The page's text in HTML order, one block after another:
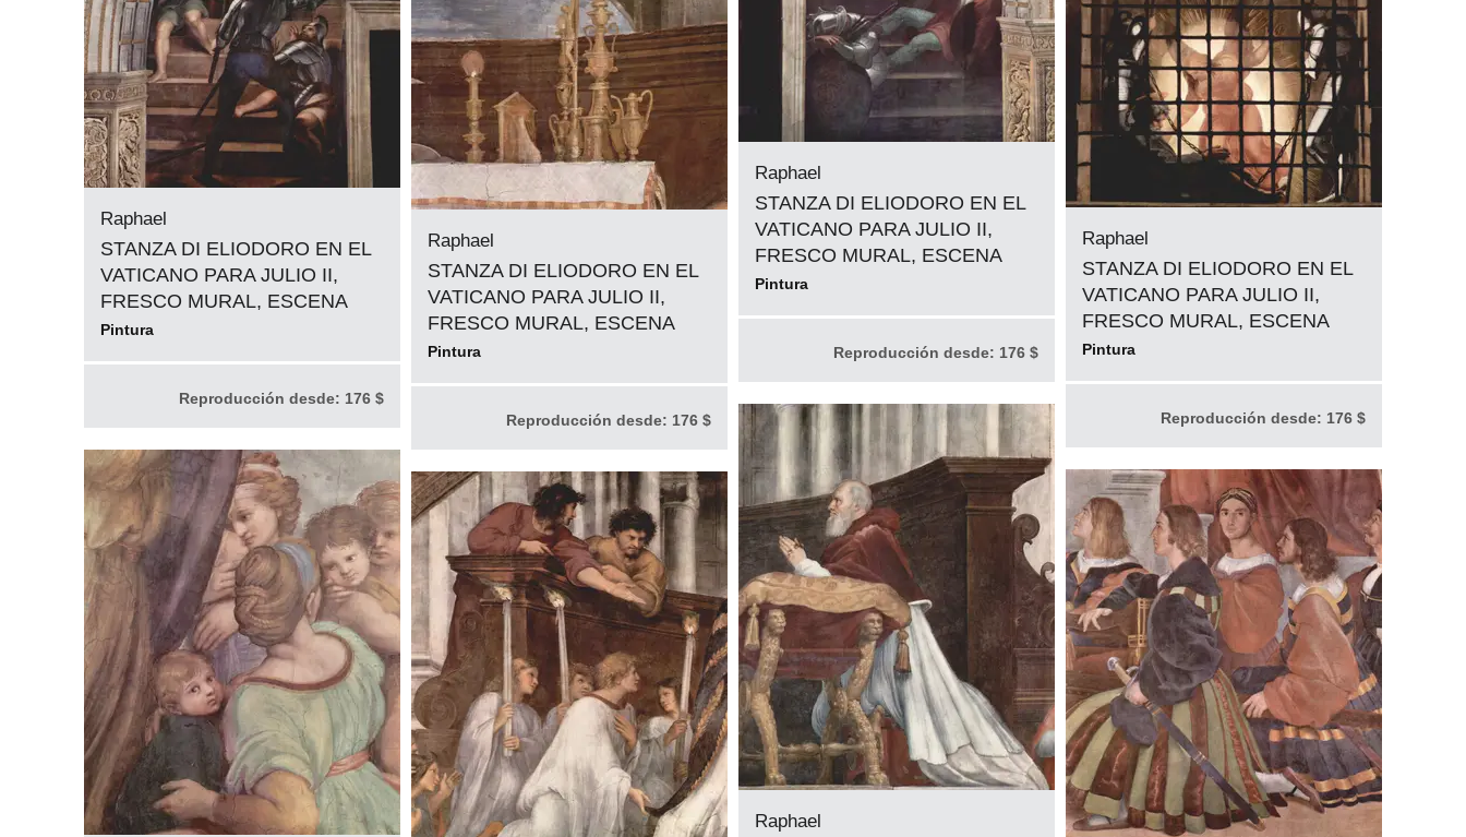
Raphael
STANZA DI ELIODORO EN EL
VATICANO PARA JULIO II,
FRESCO MURAL, ESCENA
Pintura
Reproducción desde: 176 $
Raphael
STANZA DI ELIODORO EN EL
VATICANO PARA JULIO II,
FRESCO MURAL, ESCENA
Pintura
Reproducción desde: 176 $
Raphael
STANZA DI ELIODORO EN EL
VATICANO PARA JULIO II,
FRESCO MURAL, ESCENA
Pintura
Reproducción desde: 176 $
Raphael
STANZA DI ELIODORO EN EL
VATICANO PARA JULIO II,
FRESCO MURAL, ESCENA
Pintura
Reproducción desde: 176 $
Raphael